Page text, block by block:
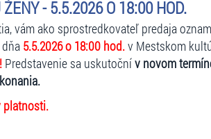
- 5.5.2026 O 18:00 HOD.
vám ako sprostredkovateľ predaja
5.5.2026 o 18:00 hod.v Mestskom
Predstavenie sa uskutočnív novom
platnosti.